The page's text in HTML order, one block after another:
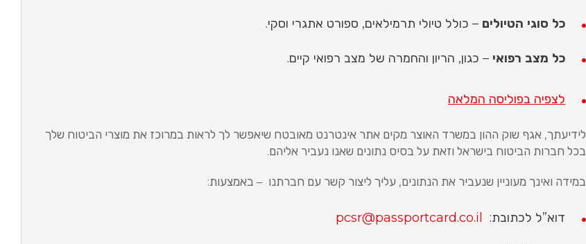
כל סוגי הטיולים – כולל טיולי תרמילאים, ספורט אתגרי וסקי.
כל מצב רפואי – כגון, הריון והחמרה של מצב רפואי קיים.
לצפיה בפוליסה המלאה
לידיעתך, אגף שוק ההון במשרד האוצר מקים אתר אינטרנט מאובטח שיאפשר לך לראות במרוכז את מוצרי הביטוח שלך
בכל חברות הביטוח בישראל וזאת על בסיס נתונים שאנו נעביר אליהם.
במידה ואינך מעוניין שנעביר את הנתונים, עליך ליצור קשר עם חברתנו – באמצעות:
דוא”ל לכתובת: pcsr@passportcard.co.il